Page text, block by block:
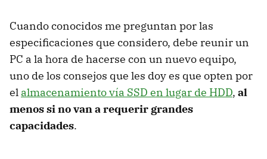
Cuando conocidos me preguntan por las
especificaciones que considero, debe reunir un
PC a la hora de hacerse con un nuevo equipo,
uno de los consejos que les doy es que opten por
el almacenamiento vía SSD en lugar de HDD, al
menos si no van a requerir grandes
capacidades.